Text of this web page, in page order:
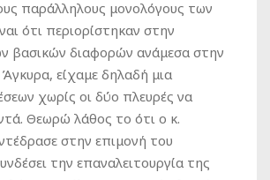
παράλληλους μονολόγους των
ότι περιορίστηκαν στην
βασικών διαφορών ανάμεσα στην
είχαμε δηλαδή μια
χωρίς οι δύο πλευρές να
Θεωρώ λάθος το ότι ο κ.
στην επιμονή του
την επαναλειτουργία της